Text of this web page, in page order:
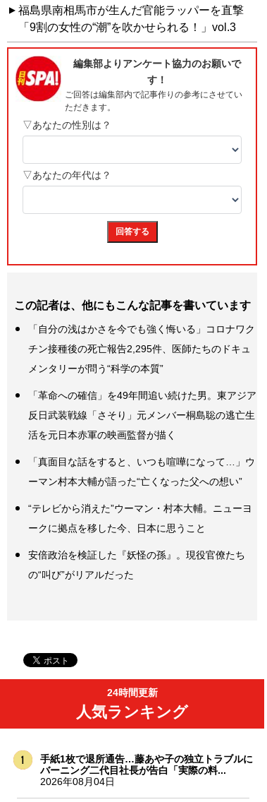
福島県南相馬市が生んだ官能ラッパーを直撃
「9割の女性の“潮”を吹かせられる！」vol.3
この記者は、他にもこんな記事を書いています
「自分の浅はかさを今でも強く悔いる」コロナワク
チン接種後の死亡報告2,295件、医師たちのドキュ
メンタリーが問う“科学の本質”
「革命への確信」を49年間追い続けた男。東アジア
反日武装戦線「さそり」元メンバー桐島聡の逃亡生
活を元日本赤軍の映画監督が描く
「真面目な話をすると、いつも喧嘩になって…」ウ
ーマン村本大輔が語った“亡くなった父への想い”
“テレビから消えた”ウーマン・村本大輔。ニューヨ
ークに拠点を移した今、日本に思うこと
安倍政治を検証した『妖怪の孫』。現役官僚たち
の“叫び”がリアルだった
24時間更新
人気ランキング
手紙1枚で退所通告…藤あや子の独立トラブルに
バーニング二代目社長が告白「実際の料...
2026年08月04日